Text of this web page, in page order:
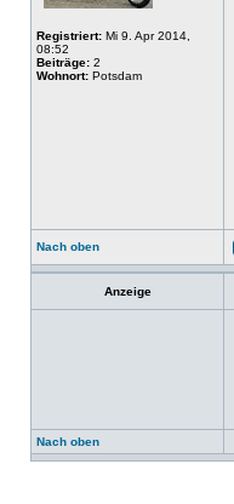
Registriert: Mi 9. Apr 2014,
08:52
Beiträge: 2
Wohnort: Potsdam
Nach oben
Anzeige
Nach oben